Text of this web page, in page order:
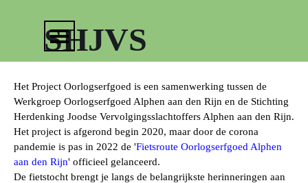
SHJVS
Het Project Oorlogserfgoed is een samenwerking tussen de
Werkgroep Oorlogserfgoed Alphen aan den Rijn en de Stichting
Herdenking Joodse Vervolgingsslachtoffers Alphen aan den Rijn.
Het project is afgerond begin 2020, maar door de corona
pandemie is pas in 2022 de 'Fietsroute Oorlogserfgoed Alphen
aan den Rijn' officieel gelanceerd.
De fietstocht brengt je langs de belangrijkste herinneringen aan